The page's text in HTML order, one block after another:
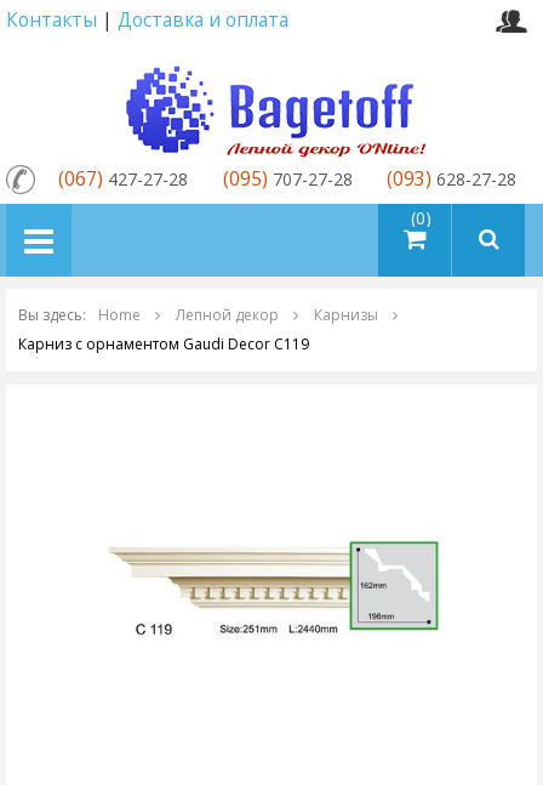
Контакты | Доставка и оплата
товаров (0)
(067) 427-27-28 (095) 707-27-28 (093) 628-27-28
Вы здесь: Home Лепной декор
Карнизы
Карниз с орнаментом Gaudi Decor C119